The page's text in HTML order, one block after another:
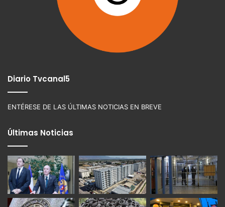
Diario Tvcanal5
ENTÉRESE DE LAS ÚLTIMAS NOTICIAS EN BREVE
Últimas Noticias